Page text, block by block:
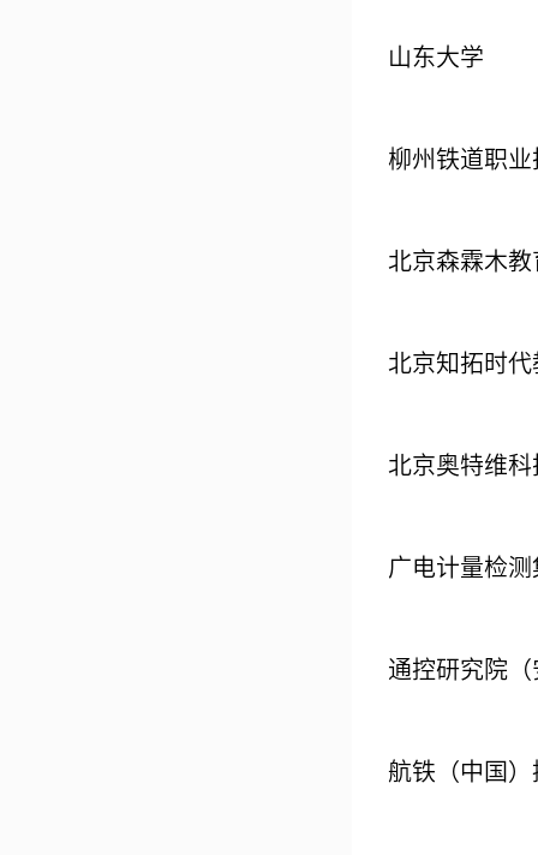
山东大学
柳州铁道职
北京森霖木
北京知拓时
北京奥特维
广电计量检
通控研究院
航铁（中国